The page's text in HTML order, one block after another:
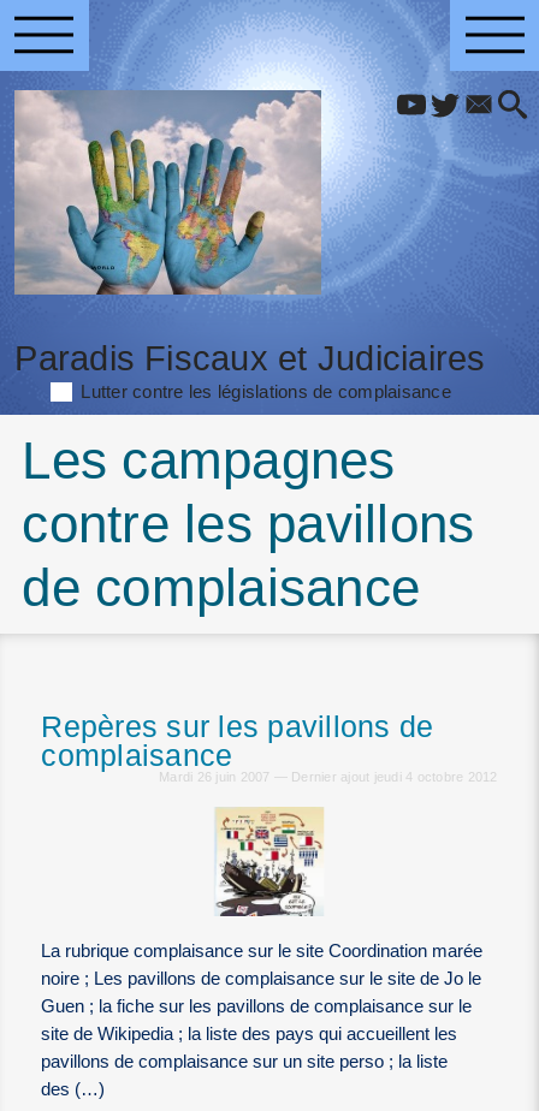
Paradis Fiscaux et Judiciaires
Lutter contre les législations de complaisance
Les campagnes
contre les pavillons
de complaisance
Repères sur les pavillons de
complaisance
Mardi 26 juin 2007 — Dernier ajout jeudi 4 octobre 2012
La rubrique complaisance sur le site Coordination marée
noire ; Les pavillons de complaisance sur le site de Jo le
Guen ; la fiche sur les pavillons de complaisance sur le
site de Wikipedia ; la liste des pays qui accueillent les
pavillons de complaisance sur un site perso ; la liste
des (…)